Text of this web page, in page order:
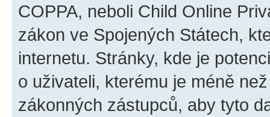
COPPA, neboli Child Online
zákon ve Spojených Státech,
internetu. Stránky, kde je
o uživateli, kterému je méně
zákonných zástupců, aby tyto